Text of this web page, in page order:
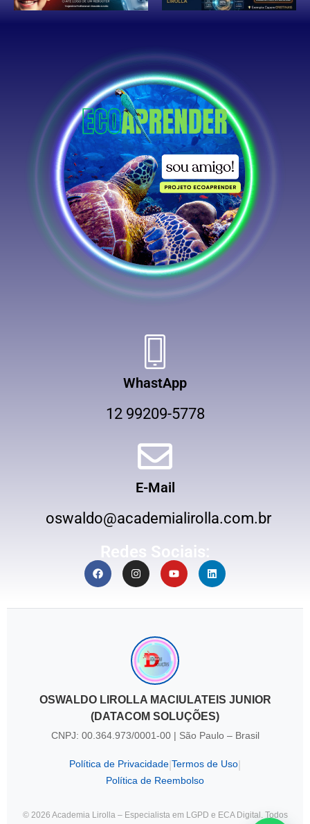
WhastApp
12 99209-5778
E-Mail
oswaldo@academialirolla.com.br
Redes Sociais:
OSWALDO LIROLLA MACIULATEIS JUNIOR
(DATACOM SOLUÇÕES)
CNPJ: 00.364.973/0001-00 | São Paulo – Brasil
Política de Privacidade Termos de Uso
Política de Reembolso
© 2026 Academia Lirolla – Especialista em LGPD e ECA Digital. Todos